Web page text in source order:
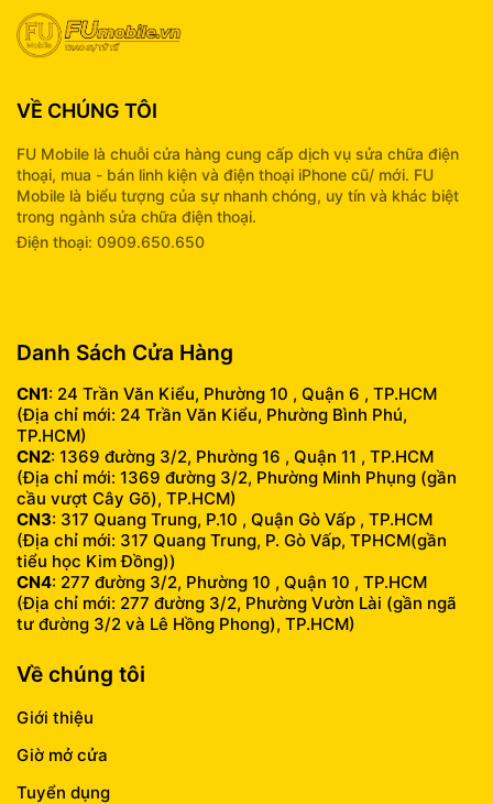
VỀ CHÚNG TÔI
FU Mobile là chuỗi cửa hàng cung cấp dịch vụ sửa chữa điện
thoại, mua - bán linh kiện và điện thoại iPhone cũ/ mới. FU
Mobile là biểu tượng của sự nhanh chóng, uy tín và khác biệt
trong ngành sửa chữa điện thoại.
Điện thoại: 0909.650.650
Danh Sách Cửa Hàng
CN1: 24 Trần Văn Kiểu, Phường 10 , Quận 6 , TP.HCM
(Địa chỉ mới: 24 Trần Văn Kiểu, Phường Bình Phú,
TP.HCM)
CN2: 1369 đường 3/2, Phường 16 , Quận 11 , TP.HCM
(Địa chỉ mới: 1369 đường 3/2, Phường Minh Phụng (gần
cầu vượt Cây Gõ), TP.HCM)
CN3: 317 Quang Trung, P.10 , Quận Gò Vấp , TP.HCM
(Địa chỉ mới: 317 Quang Trung, P. Gò Vấp, TPHCM(gần
tiểu học Kim Đồng))
CN4: 277 đường 3/2, Phường 10 , Quận 10 , TP.HCM
(Địa chỉ mới: 277 đường 3/2, Phường Vườn Lài (gần ngã
tư đường 3/2 và Lê Hồng Phong), TP.HCM)
Về chúng tôi
Giới thiệu
Giờ mở cửa
Tuyển dụng